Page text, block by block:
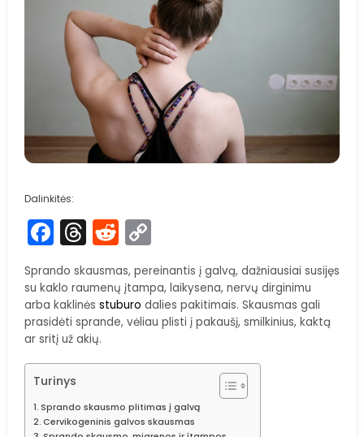
Dalinkitės:
Facebook
Threads
Reddit
Link
Sprando skausmas, pereinantis į galvą, dažniausiai susijęs
su kaklo raumenų įtampa, laikysena, nervų dirginimu
arba kaklinės stuburo dalies pakitimais. Skausmas gali
prasidėti sprande, vėliau plisti į pakaušį, smilkinius, kaktą
ar sritį už akių.
Turinys
Sprando skausmo plitimas į galvą
Cervikogeninis galvos skausmas